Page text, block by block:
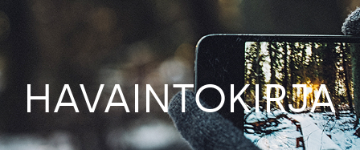
HAVAINTOKIRJA